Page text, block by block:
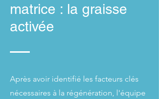
matrice : la graisse
activée
Après avoir identifié les facteurs clés
nécessaires à la régénération, l'équipe